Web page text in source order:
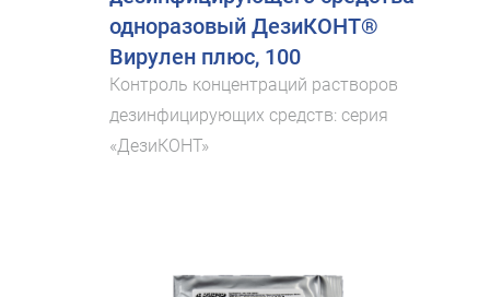
одноразовый ДезиКОНТ®
Вирулен плюс, 100
Контроль концентраций растворов
дезинфицирующих средств: серия
«ДезиКОНТ»